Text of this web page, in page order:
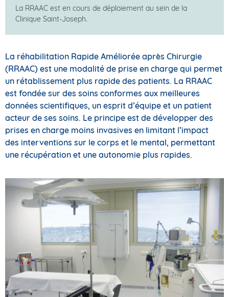
La RRAAC est en cours de déploiement au sein de la
Clinique Saint-Joseph.
La réhabilitation Rapide Améliorée après Chirurgie
(RRAAC) est une modalité de prise en charge qui permet
un rétablissement plus rapide des patients. La RRAAC
est fondée sur des soins conformes aux meilleures
données scientifiques, un esprit d’équipe et un patient
acteur de ses soins. Le principe est de développer des
prises en charge moins invasives en limitant l’impact
des interventions sur le corps et le mental, permettant
une récupération et une autonomie plus rapides.